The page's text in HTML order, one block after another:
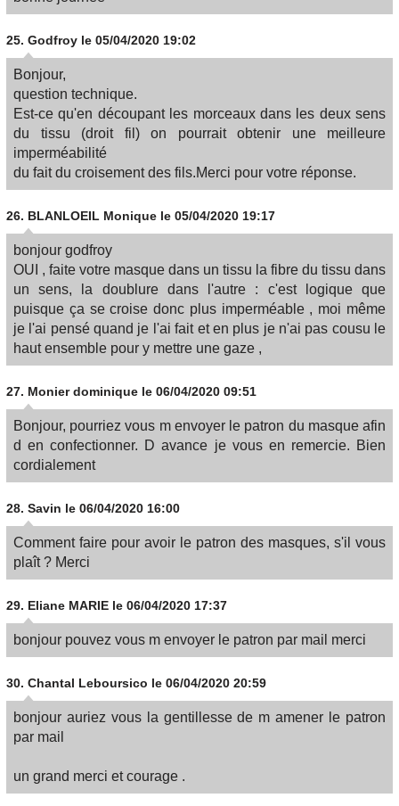
25. Godfroy le 05/04/2020 19:02
Bonjour,
question technique.
Est-ce qu'en découpant les morceaux dans les deux sens
du tissu (droit fil) on pourrait obtenir une meilleure
imperméabilité
du fait du croisement des fils.Merci pour votre réponse.
26. BLANLOEIL Monique le 05/04/2020 19:17
bonjour godfroy
OUI , faite votre masque dans un tissu la fibre du tissu dans
un sens, la doublure dans l'autre : c'est logique que
puisque ça se croise donc plus imperméable , moi même
je l'ai pensé quand je l'ai fait et en plus je n'ai pas cousu le
haut ensemble pour y mettre une gaze ,
27. Monier dominique le 06/04/2020 09:51
Bonjour, pourriez vous m envoyer le patron du masque afin
d en confectionner. D avance je vous en remercie. Bien
cordialement
28. Savin le 06/04/2020 16:00
Comment faire pour avoir le patron des masques, s'il vous
plaît ? Merci
29. Eliane MARIE le 06/04/2020 17:37
bonjour pouvez vous m envoyer le patron par mail merci
30. Chantal Leboursico le 06/04/2020 20:59
bonjour auriez vous la gentillesse de m amener le patron
par mail
un grand merci et courage .